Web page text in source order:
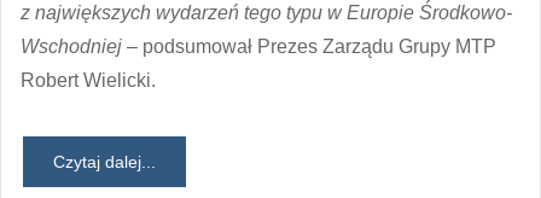
z największych wydarzeń tego typu w Europie Środkowo-
Wschodniej – podsumował Prezes Zarządu Grupy MTP
Robert Wielicki.
Czytaj dalej...